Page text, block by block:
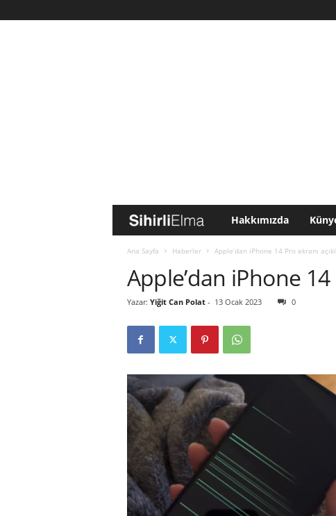
i
h
l
i
E
l
m
Hakkımızda
Ana Sayfa Haberler Apple’dan iPhone 14 Pro ekranı
Apple’dan iPhone 14
Yazar: Yiğit Can Polat- 13 Ocak 2023 0